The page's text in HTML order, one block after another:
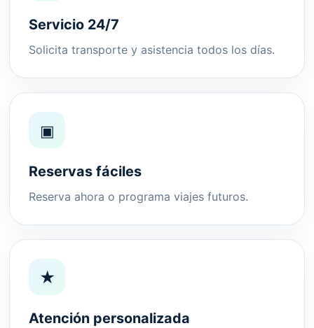
Servicio 24/7
Solicita transporte y asistencia todos los días.
▣
Reservas fáciles
Reserva ahora o programa viajes futuros.
★
Atención personalizada